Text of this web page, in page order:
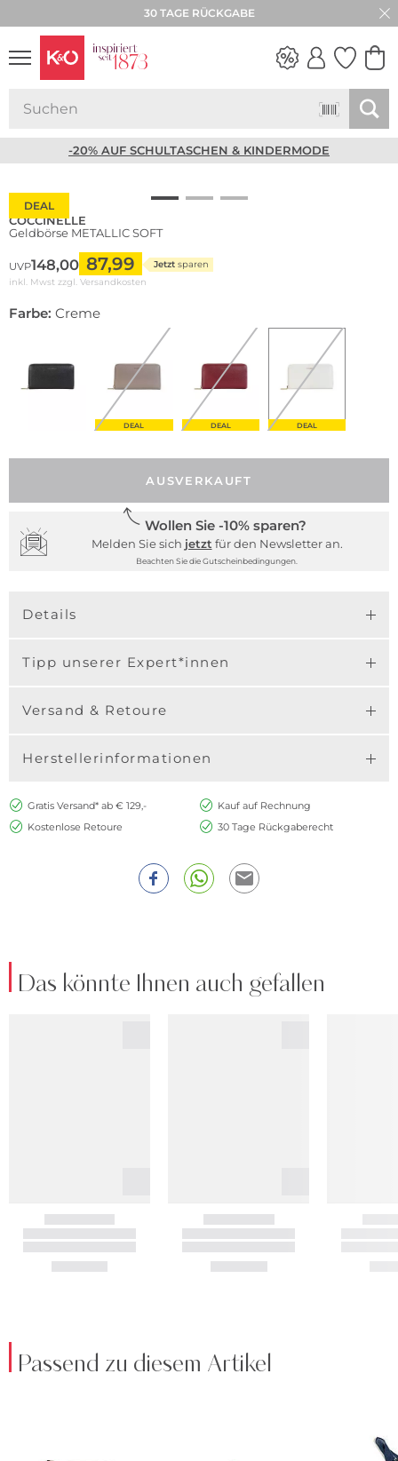
30 TAGE RÜCKGABE
-20% AUF SCHULTASCHEN & KINDERMODE
DEAL
COCCINELLE
Geldbörse METALLIC SOFT
UVP148,00 87,99 Jetzt sparen
inkl. Mwst zzgl. Versandkosten
Farbe: Creme
DEAL DEAL DEAL
AUSVERKAUFT
Wollen Sie -10% sparen?
Melden Sie sich jetzt für den Newsletter an.
Beachten Sie die Gutscheinbedingungen.
Details
Tipp unserer Expert*innen
Versand & Retoure
Herstellerinformationen
Gratis Versand* ab € 129,-
Kauf auf Rechnung
Kostenlose Retoure
30 Tage Rückgaberecht
Das könnte Ihnen auch gefallen
Passend zu diesem Artikel